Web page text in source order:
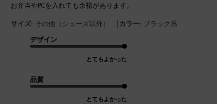
お弁当やPCを入れても余裕があります。
サイズ: その他（シューズ以外） | カラー: ブラック系
デザイン
とてもよかった
品質
とてもよかった